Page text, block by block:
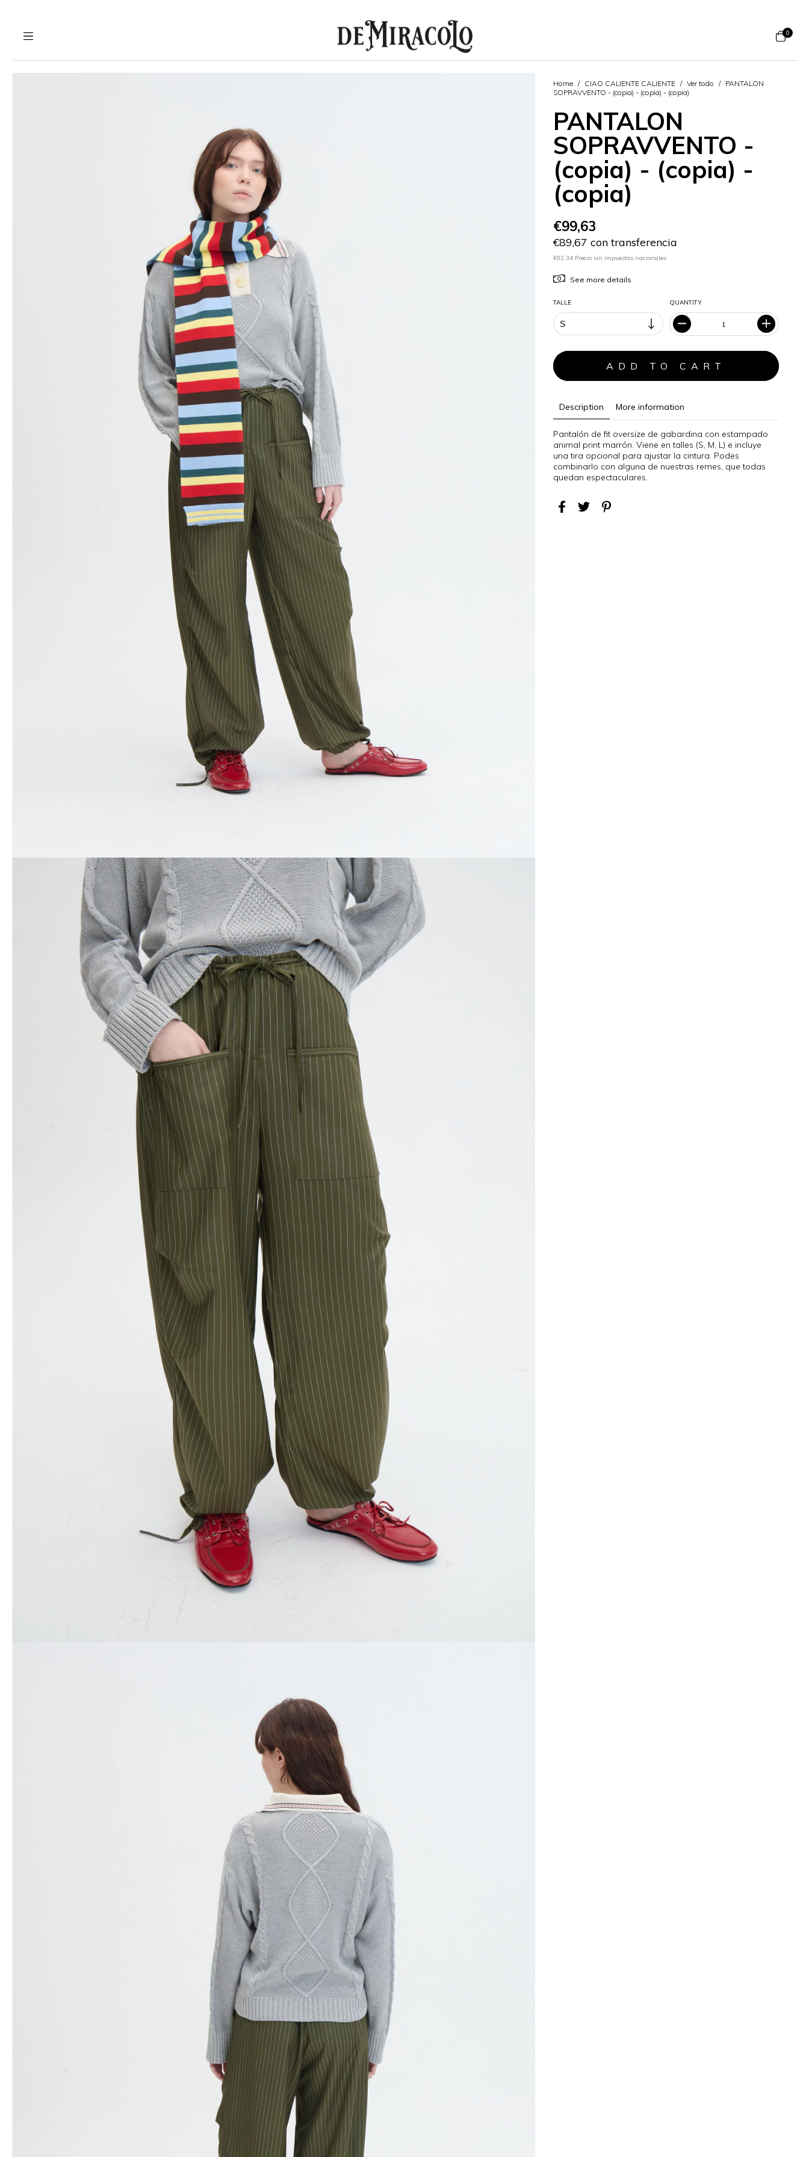
0
Home / CIAO CALIENTE CALIENTE / Ver todo / PANTALON
SOPRAVVENTO - (copia) - (copia) - (copia)
PANTALON
SOPRAVVENTO -
(copia) - (copia) -
(copia)
€99,63
€89,67 con transferencia
€82,34 Precio sin impuestos nacionales
See more details
TALLE QUANTITY
Description More information
Pantalón de fit oversize de gabardina con estampado
animal print marrón. Viene en talles (S, M, L) e incluye
una tira opcional para ajustar la cintura. Podes
combinarlo con alguna de nuestras remes, que todas
quedan espectaculares.